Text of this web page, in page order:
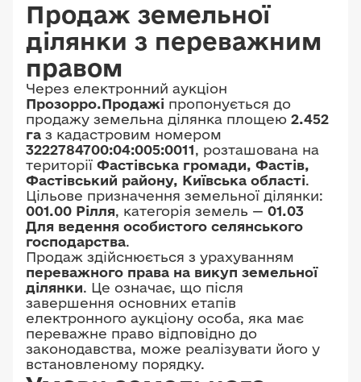
Продаж земельної
ділянки з переважним
правом
Через електронний аукціон
Прозорро.Продажі пропонується до
продажу земельна ділянка площею 2.452
га з кадастровим номером
3222784700:04:005:0011, розташована на
території Фастівська громади, Фастів,
Фастівський району, Київська області.
Цільове призначення земельної ділянки:
001.00 Рілля, категорія земель — 01.03
Для ведення особистого селянського
господарства.
Продаж здійснюється з урахуванням
переважного права на викуп земельної
ділянки. Це означає, що після
завершення основних етапів
електронного аукціону особа, яка має
переважне право відповідно до
законодавства, може реалізувати його у
встановленому порядку.